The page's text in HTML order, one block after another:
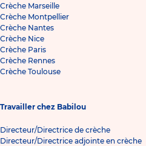
Crèche Marseille
Crèche Montpellier
Crèche Nantes
Crèche Nice
Crèche Paris
Crèche Rennes
Crèche Toulouse
Travailler chez Babilou
Directeur/Directrice de crèche
Directeur/Directrice adjointe en crèche